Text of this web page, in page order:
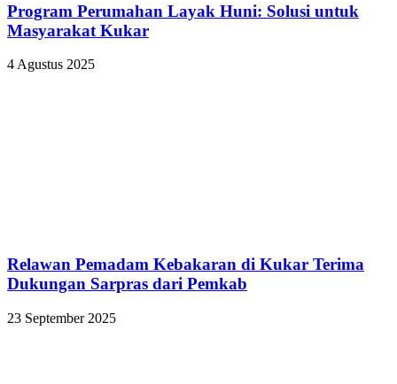
Program Perumahan Layak Huni: Solusi untuk
Masyarakat Kukar
4 Agustus 2025
Relawan Pemadam Kebakaran di Kukar Terima
Dukungan Sarpras dari Pemkab
23 September 2025